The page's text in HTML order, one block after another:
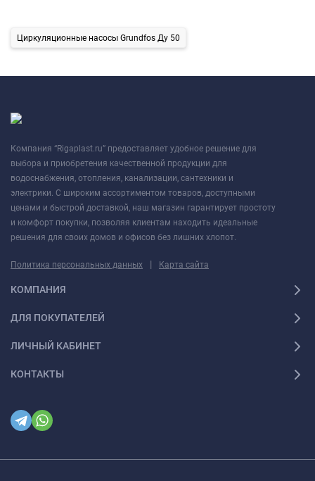
Циркуляционные насосы Grundfos Ду 50
Компания “Rigaplast.ru” предоставляет удобное решение для
выбора и приобретения качественной продукции для
водоснабжения, отопления, канализации, сантехники и
электрики. С широким ассортиментом товаров, доступными
ценами и быстрой доставкой, наш магазин гарантирует простоту
и комфорт покупки, позволяя клиентам находить идеальные
решения для своих домов и офисов без лишних хлопот.
Политика персональных данных | Карта сайта
КОМПАНИЯ
ДЛЯ ПОКУПАТЕЛЕЙ
ЛИЧНЫЙ КАБИНЕТ
КОНТАКТЫ